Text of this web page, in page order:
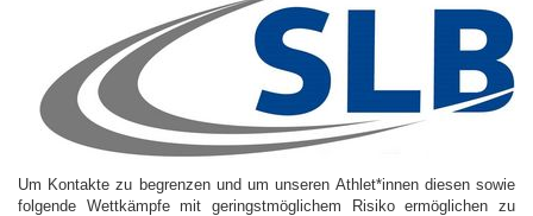
Um Kontakte zu begrenzen und um unseren Athlet*innen diesen sowie
folgende Wettkämpfe mit geringstmöglichem Risiko ermöglichen zu